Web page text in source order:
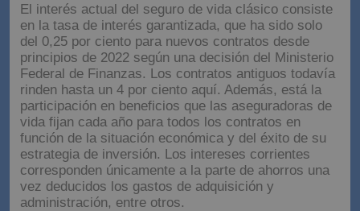
El interés actual del seguro de vida clásico consiste
en la tasa de interés garantizada, que ha sido solo
del 0,25 por ciento para nuevos contratos desde
principios de 2022 según una decisión del Ministerio
Federal de Finanzas. Los contratos antiguos todavía
rinden hasta un 4 por ciento aquí. Además, está la
participación en beneficios que las aseguradoras de
vida fijan cada año para todos los contratos en
función de la situación económica y del éxito de su
estrategia de inversión. Los intereses corrientes
corresponden únicamente a la parte de ahorros una
vez deducidos los gastos de adquisición y
administración, entre otros.